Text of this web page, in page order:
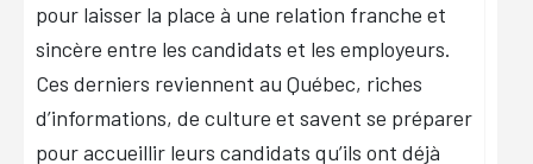
pour laisser la place à une relation franche et
sincère entre les candidats et les employeurs.
Ces derniers reviennent au Québec, riches
d’informations, de culture et savent se préparer
pour accueillir leurs candidats qu’ils ont déjà